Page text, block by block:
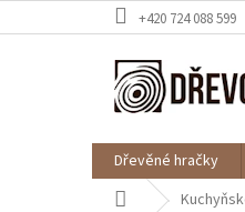
na
+420 724 088 599
Dřevěné hračky
Domů